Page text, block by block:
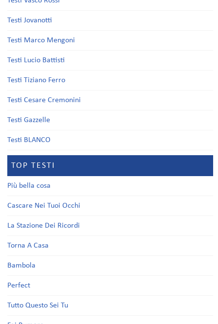
Testi Jovanotti
Testi Marco Mengoni
Testi Lucio Battisti
Testi Tiziano Ferro
Testi Cesare Cremonini
Testi Gazzelle
Testi BLANCO
TOP TESTI
Più bella cosa
Cascare Nei Tuoi Occhi
La Stazione Dei Ricordi
Torna A Casa
Bambola
Perfect
Tutto Questo Sei Tu